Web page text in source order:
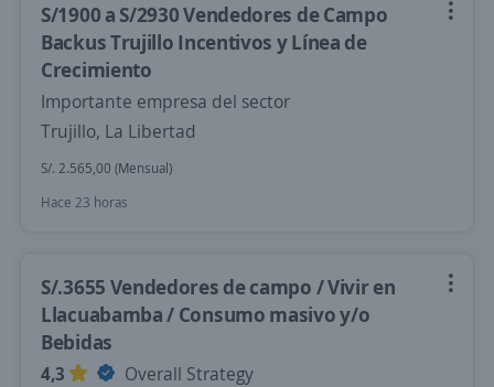
S/1900 a S/2930 Vendedores de Campo
Backus Trujillo Incentivos y Línea de
Crecimiento
Importante empresa del sector
Trujillo, La Libertad
S/. 2.565,00 (Mensual)
Hace 23 horas
S/.3655 Vendedores de campo / Vivir en
Llacuabamba / Consumo masivo y/o
Bebidas
4,3
Overall Strategy